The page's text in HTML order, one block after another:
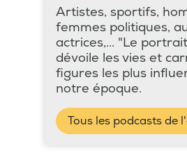
Artistes, sportifs,
femmes politiques,
actrices,... "Le
dévoile les vies et
figures les plus
notre époque.
Tous les podcasts de